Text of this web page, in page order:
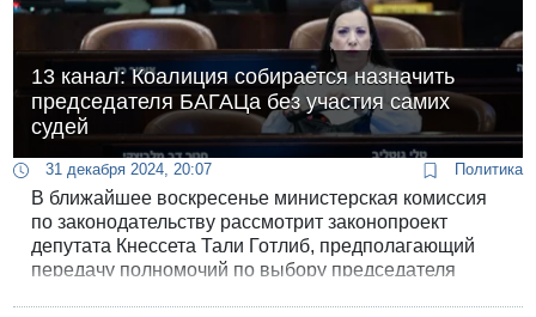
13 канал: Коалиция собирается назначить
председателя БАГАЦа без участия самих
судей
31 декабря 2024, 20:07 Политика
В ближайшее воскресенье министерская комиссия
по законодательству рассмотрит законопроект
депутата Кнессета Тали Готлиб, предполагающий
передачу полномочий по выбору председателя